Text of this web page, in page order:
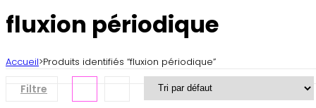
fluxion périodique
Accueil>Produits identifiés “fluxion périodique”
Filtre